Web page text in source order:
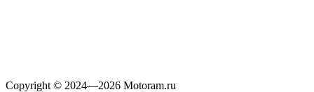
Copyright © 2024—2026 Motoram.ru